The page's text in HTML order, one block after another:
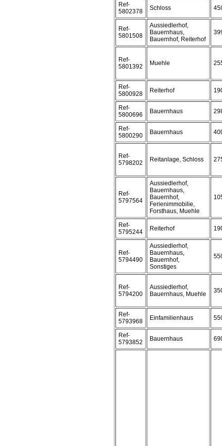
Ref-
5802378
Schloss
Ref-
5801508
Aussiedlerhof,
Bauernhaus,
Bauernhof, Reiterhof
Ref-
5801392
Muehle
Ref-
5800928
Reiterhof
Ref-
5800696
Bauernhaus
Ref-
5800290
Bauernhaus
Ref-
5798202
Reitanlage, Schloss
Ref-
5797564
Aussiedlerhof,
Bauernhaus,
Bauernhof,
Ferienimmobilie,
Forsthaus, Muehle
Ref-
5795244
Reiterhof
Ref-
5794490
Aussiedlerhof,
Bauernhaus,
Bauernhof,
Sonstiges
Ref-
5794200
Aussiedlerhof,
Bauernhaus, Muehle
Ref-
5793968
Einfamilienhaus
Ref-
5793852
Bauernhaus